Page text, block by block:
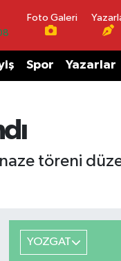
Foto Galeri
Spor Yazarlar
töreni
YOZGAT